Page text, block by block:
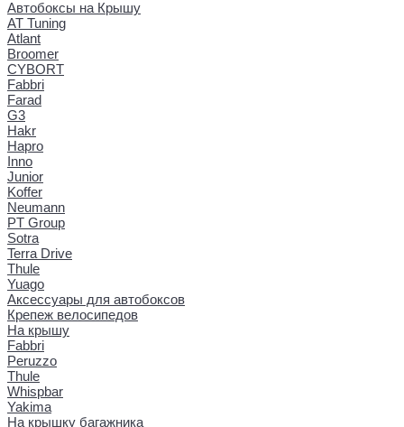
Автобоксы на Крышу
AT Tuning
Atlant
Broomer
CYBORT
Fabbri
Farad
G3
Hakr
Hapro
Inno
Junior
Koffer
Neumann
PT Group
Sotra
Terra Drive
Thule
Yuago
Аксессуары для автобоксов
Крепеж велосипедов
На крышу
Fabbri
Peruzzo
Thule
Whispbar
Yakima
На крышку багажника